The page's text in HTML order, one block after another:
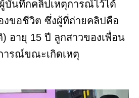
บันทึกคลิปเหตุการณ์ไว้ได้
งขอชีวิต ซึ่งผู้ที่ถ่ายคลิปคือ
อายุ 15 ปี ลูกสาวของเพื่อน
ารณ์ขณะเกิดเหตุ